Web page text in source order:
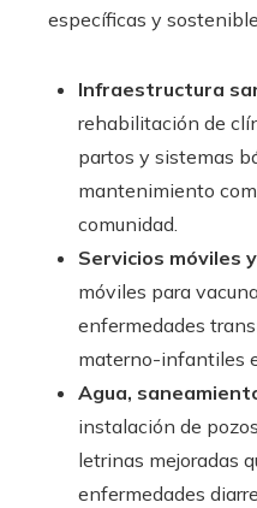
específicas y
Infraestructura
rehabilitación de
partos y sistemas
mantenimiento
comunidad.
Servicios móviles
móviles para
enfermedades
materno-infantiles
Agua,
instalación de
letrinas mejoradas
enfermedades